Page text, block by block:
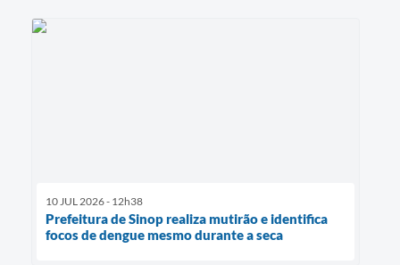
10 JUL 2026 - 12h38
Prefeitura de Sinop realiza mutirão e identifica
focos de dengue mesmo durante a seca